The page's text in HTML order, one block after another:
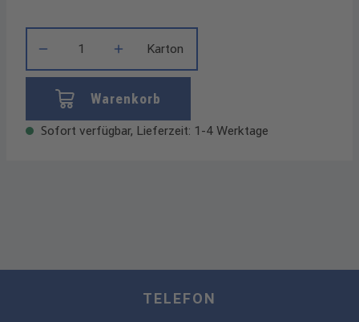
Karton
Warenkorb
Sofort verfügbar, Lieferzeit: 1-4 Werktage
TELEFON